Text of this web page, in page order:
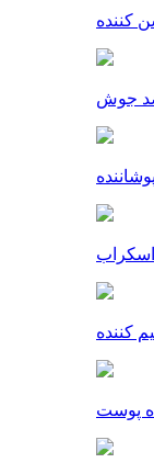
کننده
جوش
اسکراب
کننده
پوست